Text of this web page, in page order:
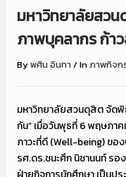
มหาวิทยาลัยสวน
ภาพบุคลากร ก้า
Byพศิน อินทา/ Inภาพกิจก
มหาวิทยาลัยสวนดุสิต จัดพิ
กัน” เมื่อวันพุธที่ 6 พฤษภา
ภาวะที่ดี (Well-being) ขอ
รศ.ดร.ชนะศึก นิชานนท์ ร